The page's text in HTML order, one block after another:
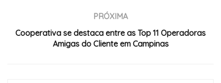
PRÓXIMA
Cooperativa se destaca entre as Top 11 Operadoras
Amigas do Cliente em Campinas